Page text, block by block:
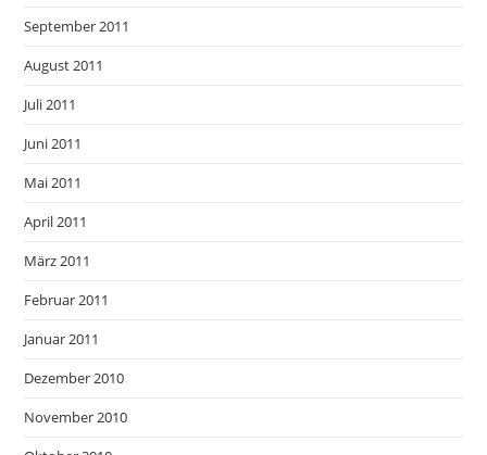
September 2011
August 2011
Juli 2011
Juni 2011
Mai 2011
April 2011
März 2011
Februar 2011
Januar 2011
Dezember 2010
November 2010